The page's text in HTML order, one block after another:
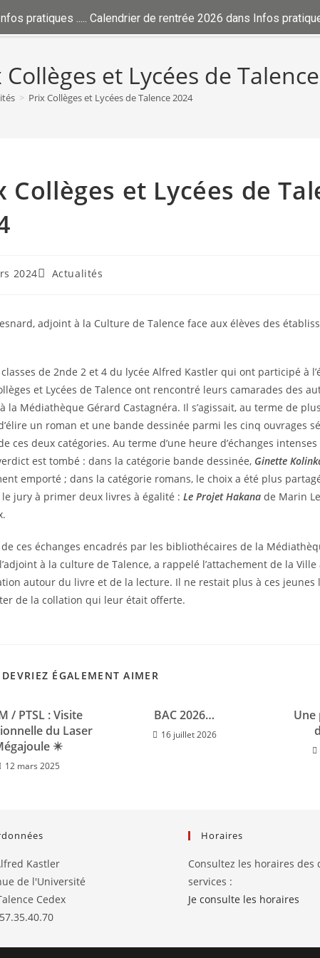
Collèges et Lycées de
> Prix Collèges et Lycées de Talence 2024
Collèges et Lycées de
2024 Actualités
adjoint à la Culture de Talence face aux élèves des
de 2nde 2 et 4 du lycée Alfred Kastler qui ont participé à
et Lycées de Talence ont rencontré leurs camarades des
la Médiathèque Gérard Castagnéra. Il s’agissait, au terme de
un roman et une bande dessinée parmi les cinq ouvrages
ces deux catégories. Au terme d’une heure d’échanges
est tombé : dans la catégorie bande dessinée, Ginette
emporté ; dans la catégorie romans, le choix a été plus
le jury à primer deux livres à égalité :Le Projet Hakana de Marin
ces échanges encadrés par les bibliothécaires de la
à la culture de Talence, a rappelé l’attachement de la Ville
autour du livre et de la lecture. Il ne restait plus à ces jeunes
de la collation qui leur était offerte.
ÉGALEMENT AIMER
/ PTSL : Visite
du Laser
✴️
12 mars 2025
BAC 2026…
16 juillet 2026
Une
Kastler
de l'Université
Cedex
Horaires
Consultez les horaires des
services :
Je consulte les horaires
..... Calendrier de rentrée 2026 dans Infos pratiques